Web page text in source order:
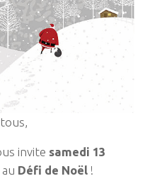
invite samedi 13
Défi de Noël !